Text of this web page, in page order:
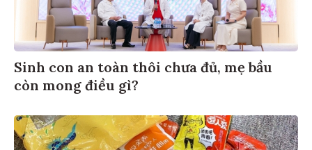
Sinh con an toàn thôi chưa đủ, mẹ bầu
còn mong điều gì?